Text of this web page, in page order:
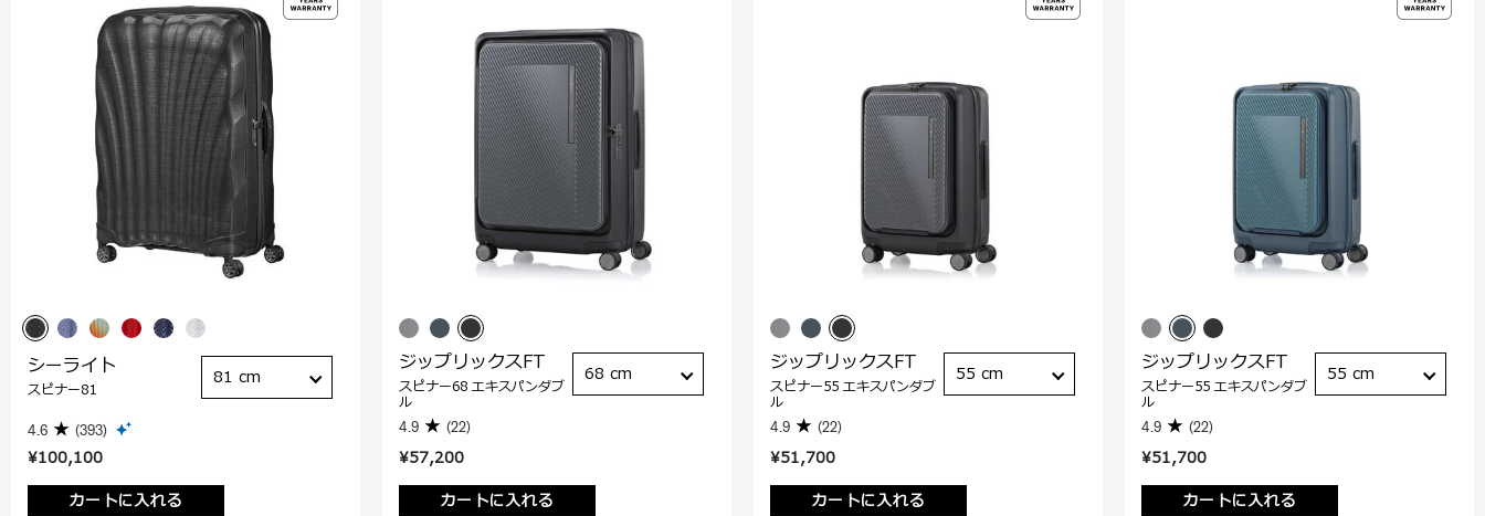
¥100,100
カートに入れる
シーライト
スピナー81
4.6 (393)
81 cm
¥57,200
カートに入れる
ジップリックスFT
スピナー68 エキスパンダブ
ル
4.9 (22)
68 cm
¥51,700
カートに入れる
ジップリックスFT
スピナー55 エキスパンダブ
ル
4.9 (22)
55 cm
¥51,700
カートに入れる
ジップリックスFT
スピナー55 エキスパンダブ
ル
4.9 (22)
55 cm